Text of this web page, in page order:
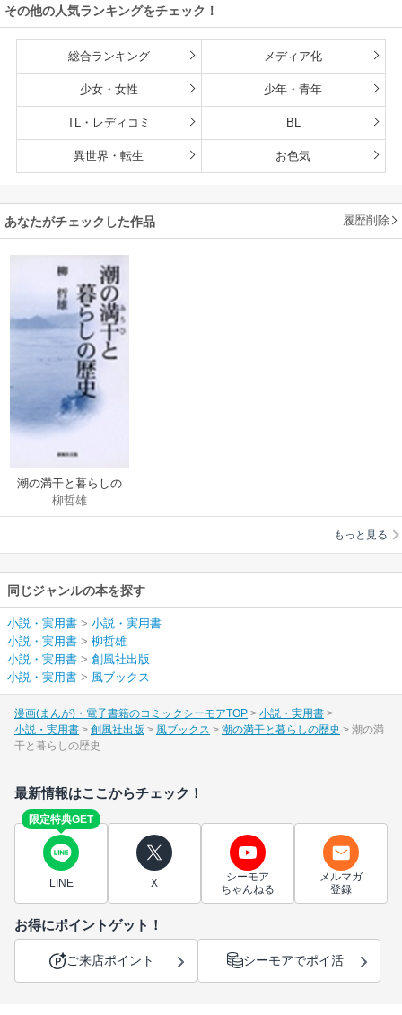
その他の人気ランキングをチェック！
総合ランキング メディア化
少女・女性 少年・青年
TL・レディコミ BL
異世界・転生 お色気
あなたがチェックした作品 履歴削除
潮の満干と暮らしの
歴史
柳哲雄
もっと見る
同じジャンルの本を探す
小説・実用書 > 小説・実用書
小説・実用書 > 柳哲雄
小説・実用書 > 創風社出版
小説・実用書 > 風ブックス
漫画(まんが)・電子書籍のコミックシーモアTOP
小説・実用書
小説・実用書
創風社出版 風ブックス 潮の満干と暮らしの歴史
潮の満
干と暮らしの歴史
最新情報はここからチェック！
限定特典GET
LINE X
シーモア
ちゃんねる
メルマガ
登録
お得にポイントゲット！
ご来店ポイント シーモアでポイ活